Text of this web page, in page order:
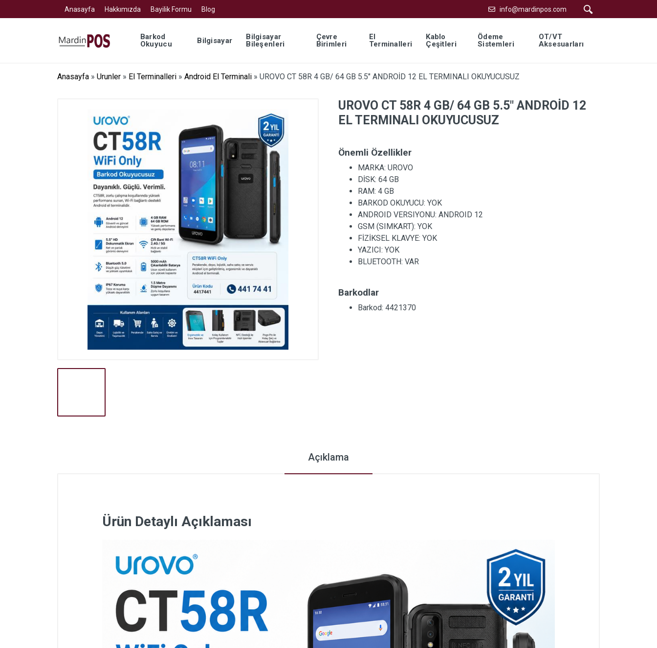
Anasayfa Hakkımızda Bayilik Formu Blog info@mardinpos.com
Barkod
Okuyucu
Bilgisayar
Bilgisayar
Bileşenleri
Çevre
Birimleri
El
Terminalleri
Kablo
Çeşitleri
Ödeme
Sistemleri
OT/VT
Aksesuarları
Anasayfa » Urunler » El Terminalleri » Android El Terminali » UROVO CT 58R 4 GB/ 64 GB 5.5″ ANDROİD 12 EL TERMINALI OKUYUCUSUZ
UROVO CT 58R 4 GB/ 64 GB 5.5″ ANDROİD 12
EL TERMINALI OKUYUCUSUZ
Önemli Özellikler
MARKA: UROVO
DİSK: 64 GB
RAM: 4 GB
BARKOD OKUYUCU: YOK
ANDROID VERSIYONU: ANDROID 12
GSM (SIMKART): YOK
FİZİKSEL KLAVYE: YOK
YAZICI: YOK
BLUETOOTH: VAR
Barkodlar
Barkod: 4421370
Açıklama
Ürün Detaylı Açıklaması